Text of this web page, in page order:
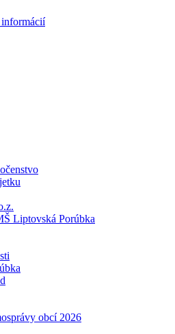
informácií
Liptovská Porúbka
obcí 2026